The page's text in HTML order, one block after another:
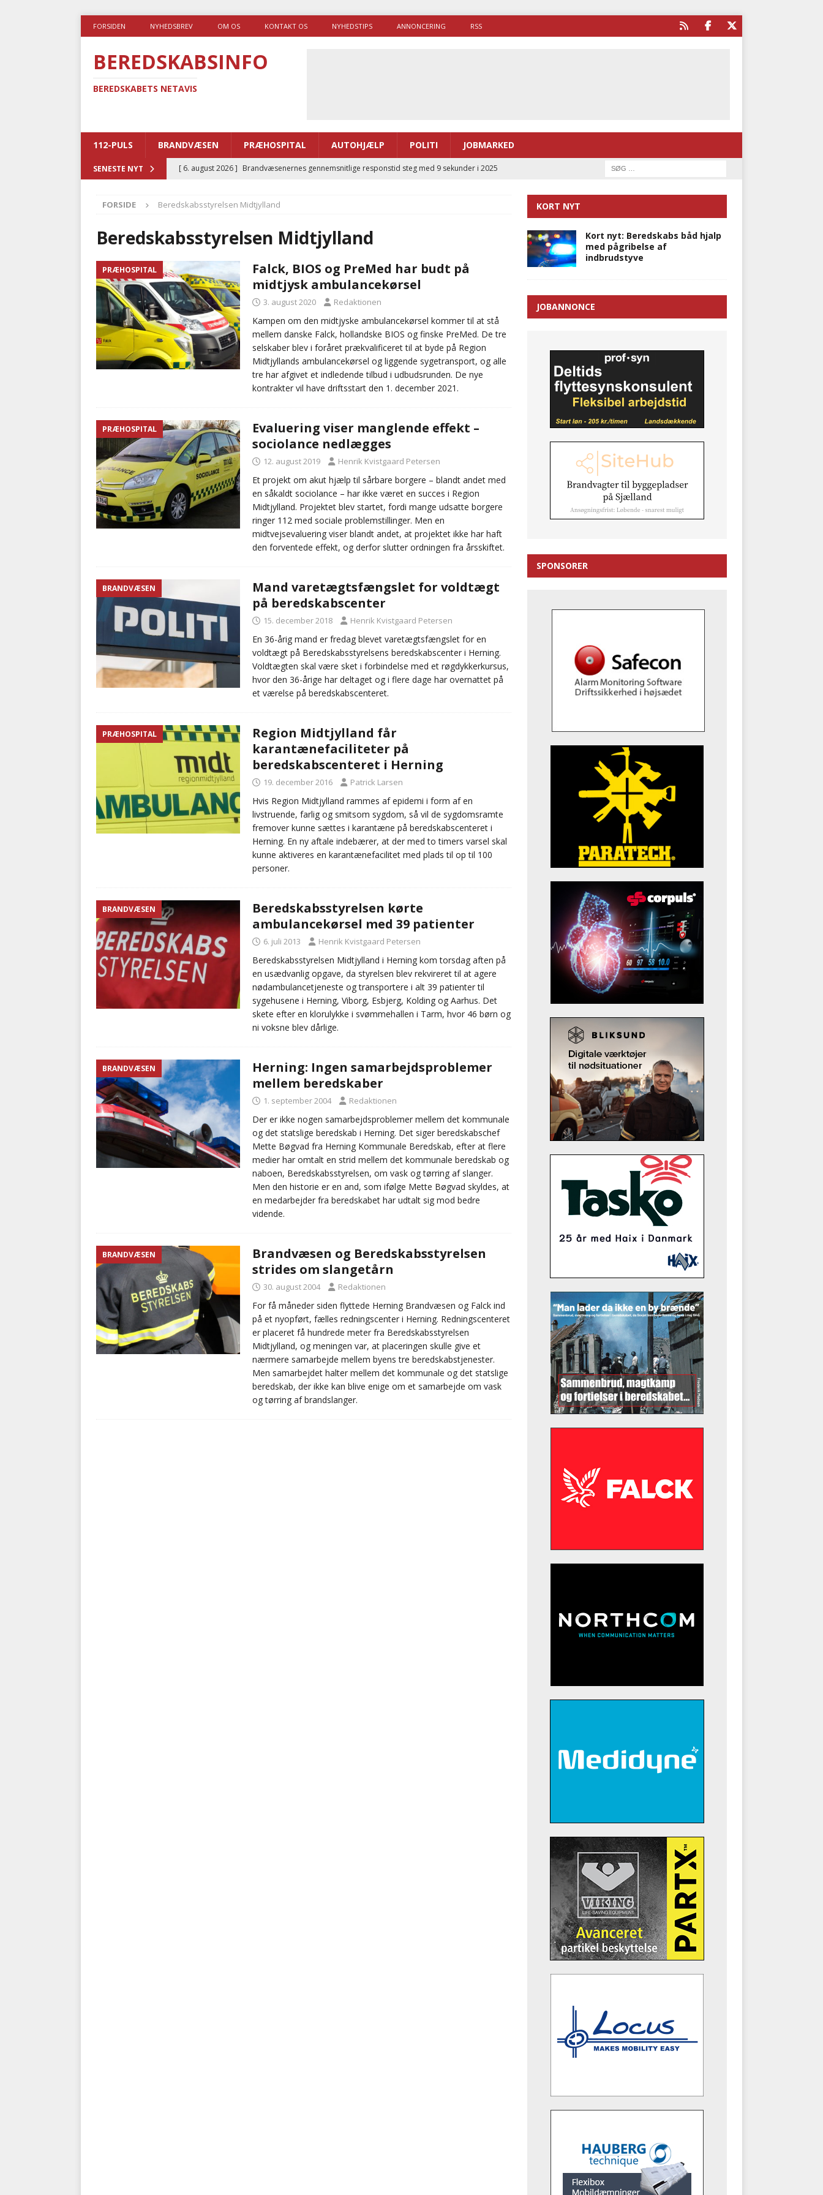
FORSIDEN NYHEDSBREV OM OS KONTAKT OS NYHEDSTIPS ANNONCERING RSS
BEREDSKABSINFO
BEREDSKABETS NETAVIS
112-PULS BRANDVÆSEN PRÆHOSPITAL AUTOHJÆLP POLITI JOBMARKED
SENESTE NYT [ 6. august 2026 ] Brandvæsenernes gennemsnitlige responstid steg med 9 sekunder i 2025
[ 5. august 2026 ] Advarer: Udløb af sygetransporttilladelser kan sende 400.000 kørsler over
i det offentlige
PRÆHOSPITAL
[ 5. august 2026 ]
Ny ambulance og el-sygetransportvogn til Samsø
[ 4. august 2026 ]
Brandvæsenerne brugte lidt længere tid på at komme af sted i 2025
BRANDVÆSEN
[ 7. august 2026 ]
nødsporet
AUTOHJÆLP
FORSIDE Beredskabsstyrelsen Midtjylland
Beredskabsstyrelsen Midtjylland
PRÆHOSPITAL
Falck, BIOS og PreMed har budt på
midtjysk ambulancekørsel
3. august 2020 Redaktionen
Kampen om den midtjyske ambulancekørsel kommer til at stå
mellem danske Falck, hollandske BIOS og finske PreMed. De tre
selskaber blev i foråret prækvalificeret til at byde på Region
Midtjyllands ambulancekørsel og liggende sygetransport, og alle
tre har afgivet et indledende tilbud i udbudsrunden. De nye
kontrakter vil have driftsstart den 1. december 2021.
PRÆHOSPITAL
Evaluering viser manglende effekt –
sociolance nedlægges
12. august 2019 Henrik Kvistgaard Petersen
Et projekt om akut hjælp til sårbare borgere – blandt andet med
en såkaldt sociolance – har ikke været en succes i Region
Midtjylland. Projektet blev startet, fordi mange udsatte borgere
ringer 112 med sociale problemstillinger. Men en
midtvejsevaluering viser blandt andet, at projektet ikke har haft
den forventede effekt, og derfor slutter ordningen fra årsskiftet.
BRANDVÆSEN
Mand varetægtsfængslet for voldtægt
på beredskabscenter
15. december 2018 Henrik Kvistgaard Petersen
En 36-årig mand er fredag blevet varetægtsfængslet for en
voldtægt på Beredskabsstyrelsens beredskabscenter i Herning.
Voldtægten skal være sket i forbindelse med et røgdykkerkursus,
hvor den 36-årige har deltaget og i flere dage har overnattet på
et værelse på beredskabscenteret.
PRÆHOSPITAL
Region Midtjylland får
karantænefaciliteter på
beredskabscenteret i Herning
19. december 2016 Patrick Larsen
Hvis Region Midtjylland rammes af epidemi i form af en
livstruende, farlig og smitsom sygdom, så vil de sygdomsramte
fremover kunne sættes i karantæne på beredskabscenteret i
Herning. En ny aftale indebærer, at der med to timers varsel skal
kunne aktiveres en karantænefacilitet med plads til op til 100
personer.
BRANDVÆSEN
Beredskabsstyrelsen kørte
ambulancekørsel med 39 patienter
6. juli 2013 Henrik Kvistgaard Petersen
Beredskabsstyrelsen Midtjylland i Herning kom torsdag aften på
en usædvanlig opgave, da styrelsen blev rekvireret til at agere
nødambulancetjeneste og transportere i alt 39 patienter til
sygehusene i Herning, Viborg, Esbjerg, Kolding og Aarhus. Det
skete efter en klorulykke i svømmehallen i Tarm, hvor 46 børn og
ni voksne blev dårlige.
BRANDVÆSEN
Herning: Ingen samarbejdsproblemer
mellem beredskaber
1. september 2004 Redaktionen
Der er ikke nogen samarbejdsproblemer mellem det kommunale
og det statslige beredskab i Herning. Det siger beredskabschef
Mette Bøgvad fra Herning Kommunale Beredskab, efter at flere
medier har omtalt en strid mellem det kommunale beredskab og
naboen, Beredskabsstyrelsen, om vask og tørring af slanger.
Men den historie er en and, som ifølge Mette Bøgvad skyldes, at
en medarbejder fra beredskabet har udtalt sig mod bedre
vidende.
BRANDVÆSEN
Brandvæsen og Beredskabsstyrelsen
strides om slangetårn
30. august 2004 Redaktionen
For få måneder siden flyttede Herning Brandvæsen og Falck ind
på et nyopført, fælles redningscenter i Herning. Redningscenteret
er placeret få hundrede meter fra Beredskabsstyrelsen
Midtjylland, og meningen var, at placeringen skulle give et
nærmere samarbejde mellem byens tre beredskabstjenester.
Men samarbejdet halter mellem det kommunale og det statslige
beredskab, der ikke kan blive enige om et samarbejde om vask
og tørring af brandslanger.
KORT NYT
Kort nyt: Beredskabs båd hjalp
med pågribelse af
indbrudstyve
JOBANNONCE
SPONSORER